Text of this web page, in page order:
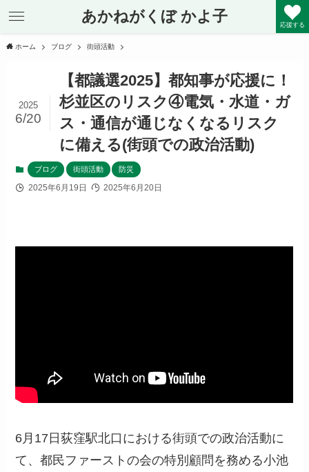
あかねがくぼ かよ子 応援する
ホーム ブログ 街頭活動
【都議選2025】都知事が応援に！
杉並区のリスク④電気・水道・ガ
ス・通信が通じなくなるリスク
に備える(街頭での政治活動)
2025
6/20
ブログ 街頭活動 防災
2025年6月19日 2025年6月20日
6月17日荻窪駅北口における街頭での政治活動に
て、都民ファーストの会の特別顧問を務める小池